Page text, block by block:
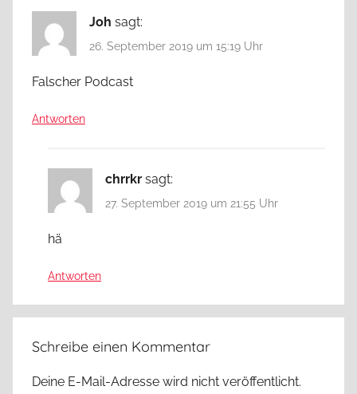
Joh sagt:
26. September 2019 um 15:19 Uhr
Falscher Podcast
Antworten
chrrkr sagt:
27. September 2019 um 21:55 Uhr
hä
Antworten
Schreibe einen Kommentar
Deine E-Mail-Adresse wird nicht veröffentlicht.